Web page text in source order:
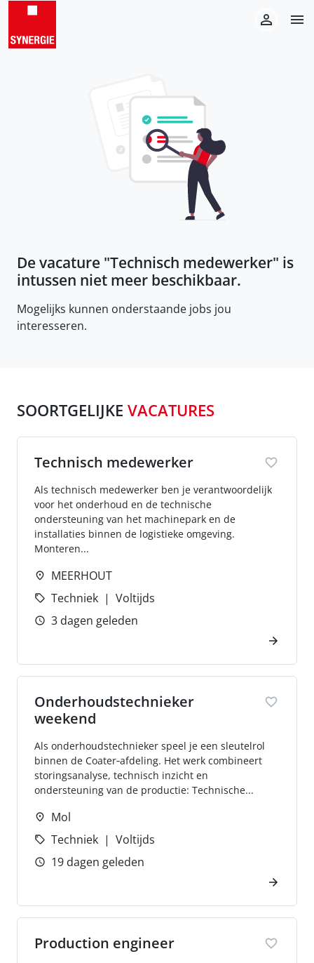
De vacature "Technisch medewerker" is
intussen niet meer beschikbaar.
Mogelijks kunnen onderstaande jobs jou
interesseren.
SOORTGELIJKE VACATURES
Technisch medewerker
Als technisch medewerker ben je verantwoordelijk
voor het onderhoud en de technische
ondersteuning van het machinepark en de
installaties binnen de logistieke omgeving.
Monteren...
MEERHOUT
Techniek
Voltijds
3 dagen geleden
Onderhoudstechnieker
weekend
Als onderhoudstechnieker speel je een sleutelrol
binnen de Coater‑afdeling. Het werk combineert
storingsanalyse, technisch inzicht en
ondersteuning van de productie: Technische...
Mol
Techniek
Voltijds
19 dagen geleden
Production engineer